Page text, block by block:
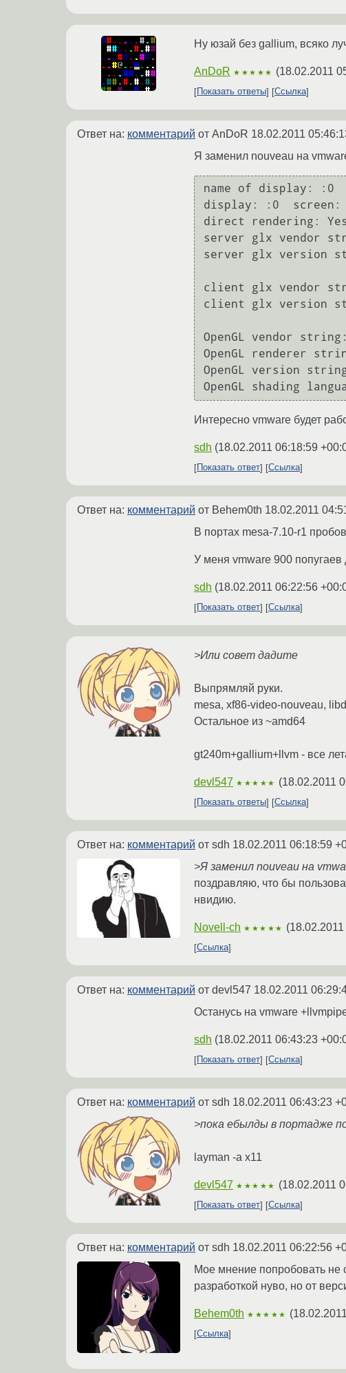
Ну юзай без gallium, всяко
AnDoR ★★★★★ (18.02.2011
Показать ответы Ссылка
Ответ на: комментарий от AnDoR 18.02.2011
Я заменил nouveau на
name of display: :0
display: :0  screen:
direct rendering: Yes
server glx vendor
server glx version
client glx vendor
client glx version
OpenGL vendor
OpenGL renderer
OpenGL version
Интересно vmware будет
sdh (18.02.2011 06:18:59
Показать ответ
Ссылка
Ответ на: комментарий от Behem0th 18.02.2011
В портах mesa-7.10-r1
У меня vmware 900 попугаев
sdh (18.02.2011 06:22:56
Показать ответ
Ссылка
>Или совет дадите
Выпрямляй руки.
mesa, xf86-video-nouveau,
Остальное из ~amd64
gt240m+gallium+llvm - все
devl547 ★★★★★ (18.02.2011
Показать ответы Ссылка
Ответ на: комментарий от sdh 18.02.2011 06:18:59
>Я заменил nouveau на
поздравляю, что бы
нвидию.
Novell-ch ★★★★★ (
Ссылка
Ответ на: комментарий от devl547 18.02.2011
Останусь на vmware
sdh (18.02.2011 06:43:23
Показать ответ
Ссылка
Ответ на: комментарий от sdh 18.02.2011 06:43:23
>пока ебылды в портадже
layman -a x11
devl547 ★★★★★ (18.02.2011
Показать ответ Ссылка
Ответ на: комментарий от sdh 18.02.2011 06:22:56
Мое мнение попробовать не
разработкой нуво, но от
Behem0th ★★★★★ (
Ссылка